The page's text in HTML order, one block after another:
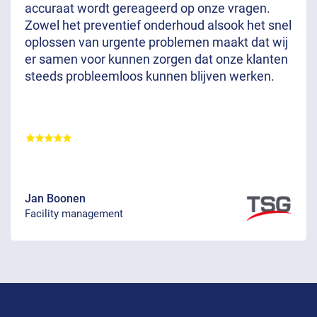
accuraat wordt gereageerd op onze vragen.
Zowel het preventief onderhoud alsook het snel
oplossen van urgente problemen maakt dat wij
er samen voor kunnen zorgen dat onze klanten
steeds probleemloos kunnen blijven werken.
Jan Boonen
Facility management